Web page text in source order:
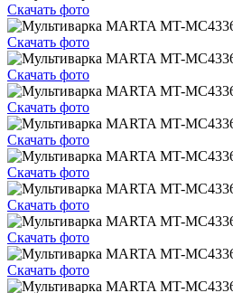
Скачать фото
Скачать фото
Скачать фото
Скачать фото
Скачать фото
Скачать фото
Скачать фото
Скачать фото
Скачать фото